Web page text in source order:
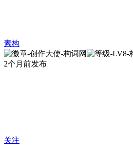
素构
2个月前发布
关注